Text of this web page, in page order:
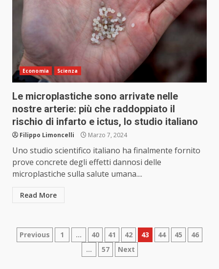
Economia Scienza
Le microplastiche sono arrivate nelle
nostre arterie: più che raddoppiato il
rischio di infarto e ictus, lo studio italiano
Filippo Limoncelli Marzo 7, 2024
Uno studio scientifico italiano ha finalmente fornito
prove concrete degli effetti dannosi delle
microplastiche sulla salute umana....
Read More
Paginazione
Previous 1 … 40 41 42 43 44 45
46
…
57 Next